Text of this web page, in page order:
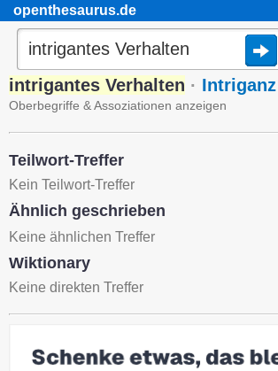
openthesaurus.de
intrigantes Verhalten · Intriganz
Oberbegriffe & Assoziationen anzeigen
Teilwort-Treffer
Kein Teilwort-Treffer
Ähnlich geschrieben
Keine ähnlichen Treffer
Wiktionary
Keine direkten Treffer